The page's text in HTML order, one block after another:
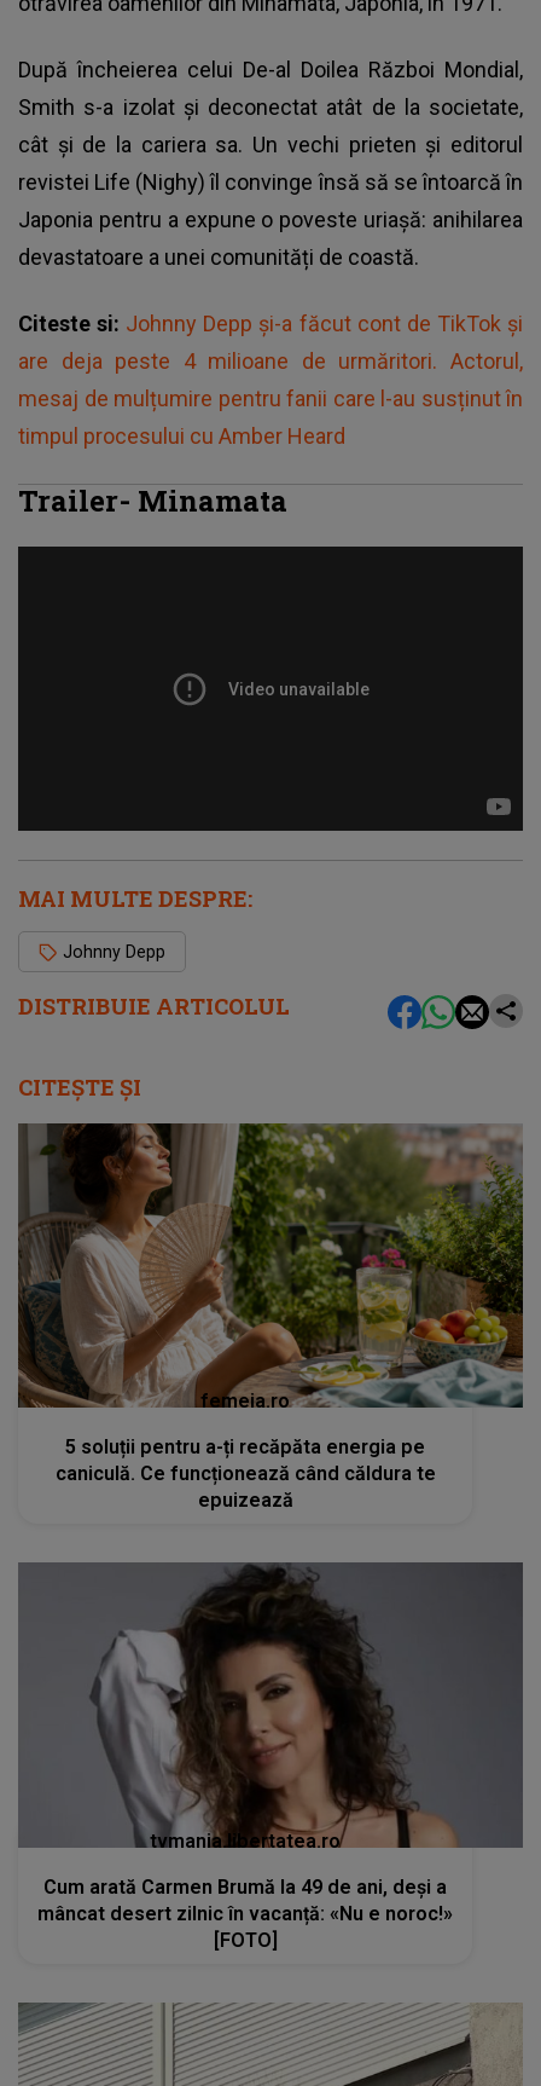
DISTRIBUIE ARTICOLUL
După încheierea celui De-al Doilea Război Mondial,
Smith s-a izolat și deconectat atât de la societate,
cât și de la cariera sa. Un vechi prieten și editorul
revistei Life (Nighy) îl convinge însă să se întoarcă în
Japonia pentru a expune o poveste uriașă: anihilarea
devastatoare a unei comunități de coastă.
Citeste si: Johnny Depp și-a făcut cont de TikTok și
are deja peste 4 milioane de urmăritori. Actorul,
mesaj de mulțumire pentru fanii care l-au susținut în
timpul procesului cu Amber Heard
Trailer- Minamata
MAI MULTE DESPRE:
Johnny Depp
CITEȘTE ȘI
femeia.ro
5 soluții pentru a-ți recăpăta energia pe
caniculă. Ce funcționează când căldura te
epuizează
tvmania.libertatea.ro
Cum arată Carmen Brumă la 49 de ani, deși a
mâncat desert zilnic în vacanță: «Nu e noroc!»
[FOTO]